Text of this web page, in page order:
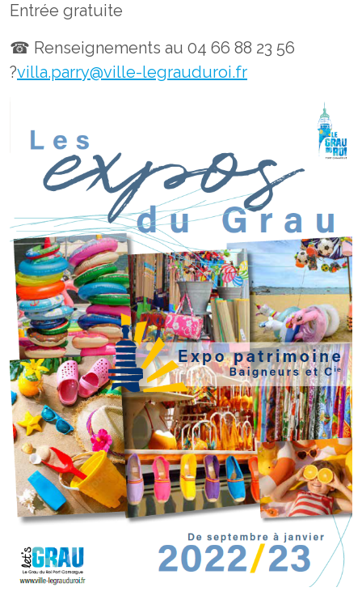
Entrée gratuite
☎ Renseignements au 04 66 88 23 56
?villa.parry@ville-legrauduroi.fr